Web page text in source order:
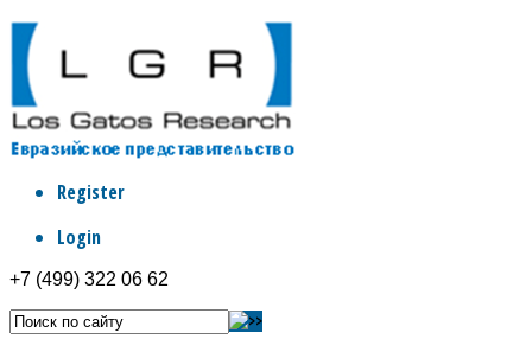
Register
Login
+7 (499) 322 06 62